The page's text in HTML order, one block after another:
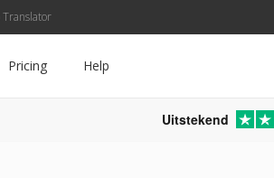
Translator
Pricing Help
Uitstekend